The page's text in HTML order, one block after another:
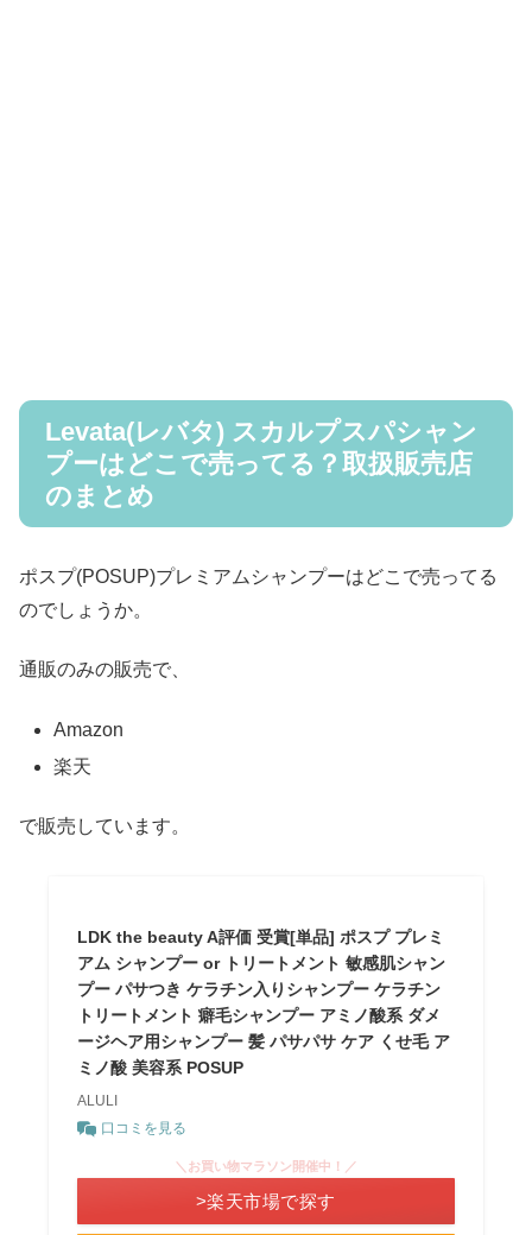
Levata(レバタ) スカルプスパシャン
プーはどこで売ってる？取扱販売店
のまとめ
ポスプ(POSUP)プレミアムシャンプーはどこで売ってる
のでしょうか。
通販のみの販売で、
Amazon
楽天
で販売しています。
LDK the beauty A評価 受賞[単品] ポスプ プレミ
アム シャンプー or トリートメント 敏感肌シャン
プー パサつき ケラチン入りシャンプー ケラチン
トリートメント 癖毛シャンプー アミノ酸系 ダメ
ージヘア用シャンプー 髪 パサパサ ケア くせ毛 ア
ミノ酸 美容系 POSUP
ALULI
口コミを見る
＼お買い物マラソン開催中！／
>楽天市場で探す